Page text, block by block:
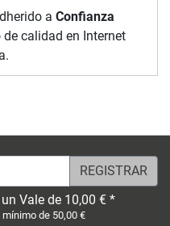
a Confianza
de calidad en Internet
Vale de 10,00 € *
de 50,00 €